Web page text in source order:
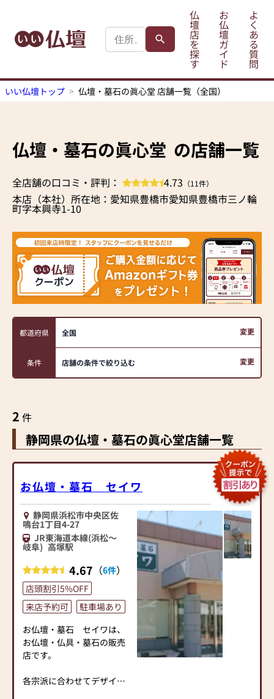
仏
壇
店
を
探
す
お
仏
壇
ガ
イ
ド
よ
く
あ
る
質
問
いい仏壇トップ 仏壇・墓石の眞心堂 店舗一覧（全国）
仏壇・墓石の眞心堂 の店舗一覧
全店舗の口コミ・評判： 4.73 （11件）
本店（本社）所在地：愛知県豊橋市愛知県豊橋市三ノ輪
町字本興寺1-10
都道府県 全国 変更
条件 店舗の条件で絞り込む 変更
2 件
静岡県の仏壇・墓石の眞心堂店舗一覧
お仏壇・墓石 セイワ
静岡県浜松市中央区佐
鳴台1丁目4-27
JR東海道本線(浜松～
岐阜) 高塚駅
4.67 （6件）
店頭割引5%OFF
来店予約可
駐車場あり
お仏壇・墓石 セイワは、
お仏壇・仏具・墓石の販売
店です。
各宗派に合わせてデザイ